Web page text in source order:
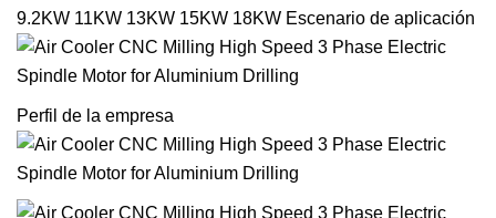
9.2KW 11KW 13KW 15KW 18KW Escenario de aplicación
Perfil de la empresa